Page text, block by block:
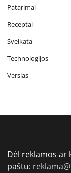
Patarimai
Receptai
Sveikata
Technologijos
Verslas
Dėl reklamos ar
paštu: